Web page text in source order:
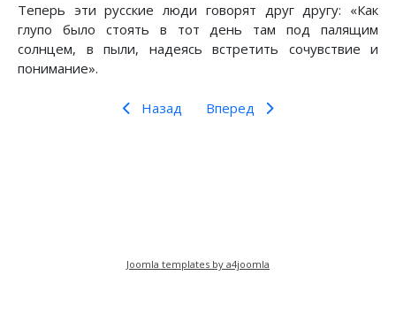
Теперь эти русские люди говорят друг другу: «Как
глупо было стоять в тот день там под палящим
солнцем, в пыли, надеясь встретить сочувствие и
понимание».
Назад Вперед
Joomla templates by a4joomla